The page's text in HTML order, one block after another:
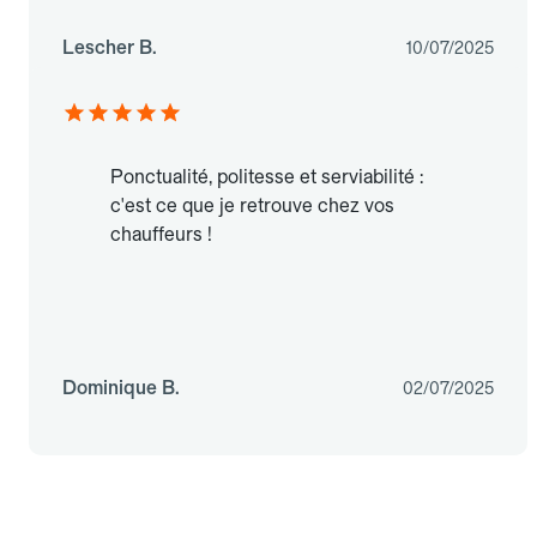
Lescher B. 10/07/2025
Ponctualité, politesse et serviabilité :
c'est ce que je retrouve chez vos
chauffeurs !
Dominique B. 02/07/2025